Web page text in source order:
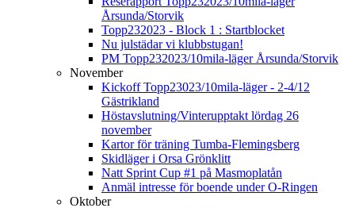
Årsunda/Storvik
Topp232023 - Block 1 : Startblocket
Nu julstädar vi klubbstugan!
PM Topp232023/10mila-läger Årsunda/Storvik
November
Kickoff Topp23023/10mila-läger - 2-4/12
Gästrikland
Höstavslutning/Vinterupptakt lördag 26
november
Kartor för träning Tumba-Flemingsberg
Skidläger i Orsa Grönklitt
Natt Sprint Cup #1 på Masmoplatån
Anmäl intresse för boende under O-Ringen
Oktober